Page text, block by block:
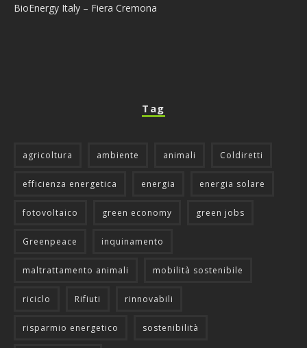
BioEnergy Italy – Fiera Cremona
Tag
agricoltura ambiente animali Coldiretti
efficienza energetica energia energia solare
fotovoltaico green economy green jobs
Greenpeace inquinamento
maltrattamento animali mobilità sostenibile
riciclo Rifiuti rinnovabili
risparmio energetico sostenibilità